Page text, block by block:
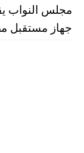
مجلس النواب
جهاز مستقبل